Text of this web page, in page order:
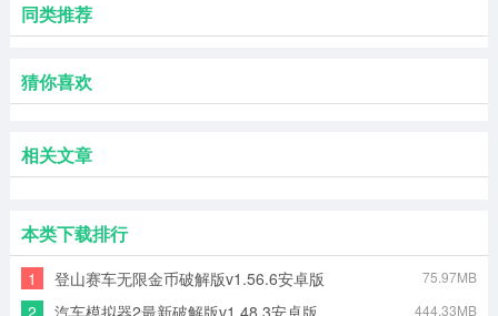
同类推荐
猜你喜欢
相关文章
本类下载排行
1 登山赛车无限金币破解版v1.56.6安卓版 75.97MB
444.33MB